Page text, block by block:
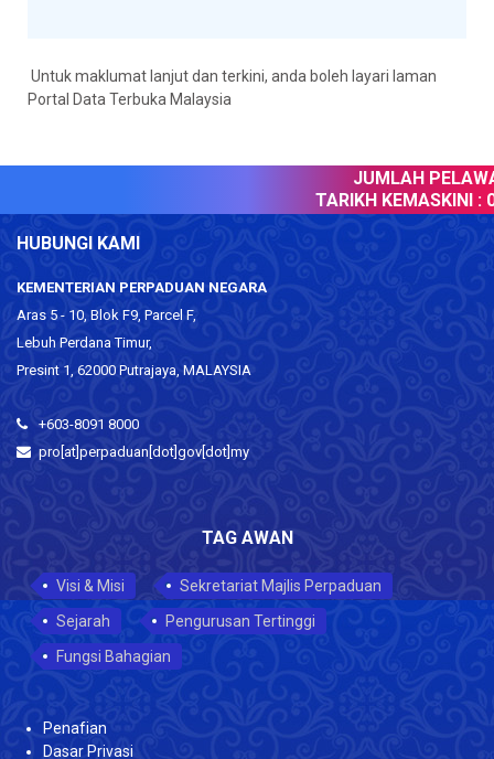
Untuk maklumat lanjut dan terkini, anda boleh layari laman
Portal Data Terbuka Malaysia
JUMLAH
TARIKH KEMASKINI :
HUBUNGI KAMI
KEMENTERIAN PERPADUAN NEGARA
Aras 5 - 10, Blok F9, Parcel F,
Lebuh Perdana Timur,
Presint 1, 62000 Putrajaya, MALAYSIA
+603-8091 8000
pro[at]perpaduan[dot]gov[dot]my
TAG AWAN
Visi & Misi
Sekretariat Majlis Perpaduan
Sejarah
Pengurusan Tertinggi
Fungsi Bahagian
Penafian
Dasar Privasi